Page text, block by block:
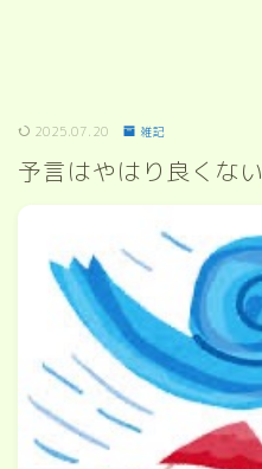
2025.07.20 雑記
予言はやはり良くない